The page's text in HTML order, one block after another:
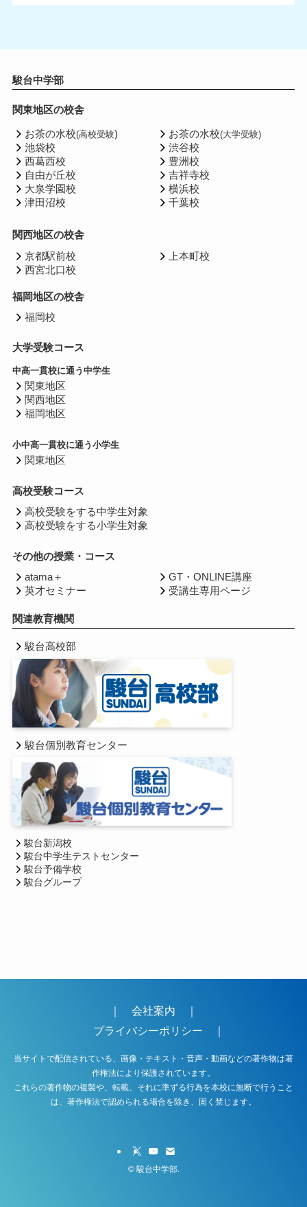
駿台中学部
関東地区の校舎
お茶の水校(高校受験)
池袋校
西葛西校
自由が丘校
大泉学園校
津田沼校
お茶の水校(大学受験)
渋谷校
豊洲校
吉祥寺校
横浜校
千葉校
関西地区の校舎
京都駅前校
西宮北口校
上本町校
福岡地区の校舎
福岡校
大学受験コース
中高一貫校に通う中学生
関東地区
関西地区
福岡地区
小中高一貫校に通う小学生
関東地区
高校受験コース
高校受験をする中学生対象
高校受験をする小学生対象
その他の授業・コース
atama＋
英才セミナー
GT・ONLINE講座
受講生専用ページ
関連教育機関
駿台高校部
駿台個別教育センター
駿台新潟校
駿台中学生テストセンター
駿台予備学校
駿台グループ
｜ 会社案内
｜
プライバシーポリシー
｜
当サイトで配信されている、画像・テキスト・音声・動画などの著作物は著
作権法により保護されています。
これらの著作物の複製や、転載、それに準ずる行為を本校に無断で行うこと
は、著作権法で認められる場合を除き、固く禁じます。
©駿台中学部.